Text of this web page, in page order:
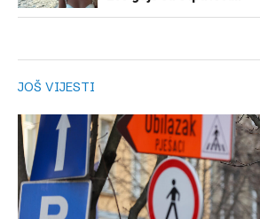
JOŠ VIJESTI